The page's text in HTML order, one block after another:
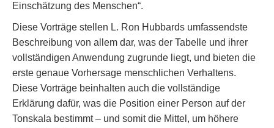
Einschätzung des Menschen“.
Diese Vorträge stellen L. Ron Hubbards umfassendste
Beschreibung von allem dar, was der Tabelle und ihrer
vollständigen Anwendung zugrunde liegt, und bieten die
erste genaue Vorhersage menschlichen Verhaltens.
Diese Vorträge beinhalten auch die vollständige
Erklärung dafür, was die Position einer Person auf der
Tonskala bestimmt – und somit die Mittel, um höhere